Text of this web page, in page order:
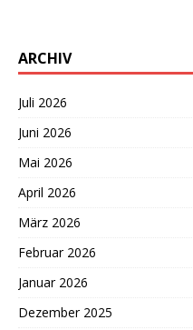
ARCHIV
Juli 2026
Juni 2026
Mai 2026
April 2026
März 2026
Februar 2026
Januar 2026
Dezember 2025